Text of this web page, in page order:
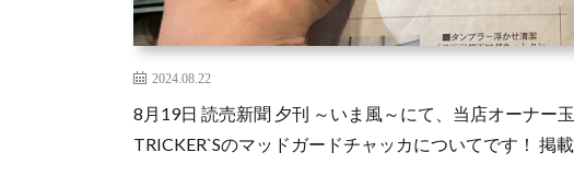
2024.08.22
8月19日 読売新聞 夕刊 ～いま風～にて、当店オーナー
TRICKER`Sのマッドガードチャッカについてです！ 掲